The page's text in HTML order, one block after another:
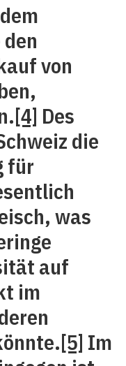
von
[4] Des
die
für
was
auf
im
[5] Im